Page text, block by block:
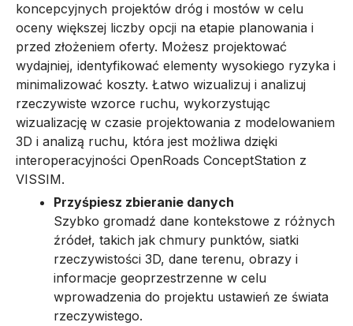
koncepcyjnych projektów dróg i mostów w celu
oceny większej liczby opcji na etapie planowania i
przed złożeniem oferty. Możesz projektować
wydajniej, identyfikować elementy wysokiego ryzyka i
minimalizować koszty. Łatwo wizualizuj i analizuj
rzeczywiste wzorce ruchu, wykorzystując
wizualizację w czasie projektowania z modelowaniem
3D i analizą ruchu, która jest możliwa dzięki
interoperacyjności OpenRoads ConceptStation z
VISSIM.
Przyśpiesz zbieranie danych
Szybko gromadź dane kontekstowe z różnych
źródeł, takich jak chmury punktów, siatki
rzeczywistości 3D, dane terenu, obrazy i
informacje geoprzestrzenne w celu
wprowadzenia do projektu ustawień ze świata
rzeczywistego.